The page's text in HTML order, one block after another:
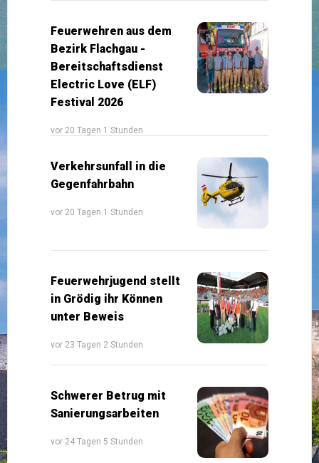
Feuerwehren aus dem
Bezirk Flachgau -
Bereitschaftsdienst
Electric Love (ELF)
Festival 2026
vor 20 Tagen 1 Stunden
Verkehrsunfall in die
Gegenfahrbahn
vor 20 Tagen 1 Stunden
Feuerwehrjugend stellt
in Grödig ihr Können
unter Beweis
vor 23 Tagen 2 Stunden
Schwerer Betrug mit
Sanierungsarbeiten
vor 24 Tagen 5 Stunden